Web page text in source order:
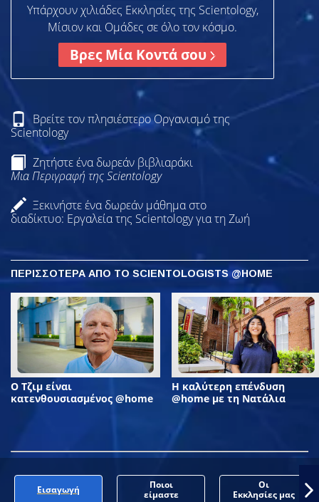
Υπάρχουν χιλιάδες Εκκλησίες της Scientology,
Μίσιον και Ομάδες σε όλο τον κόσμο.
Βρες Μία Κοντά σου
Βρείτε τον πλησιέστερο Οργανισμό της
Scientology
Ζητήστε ένα δωρεάν βιβλιαράκι
Μια Περιγραφή της Scientology
Ξεκινήστε ένα δωρεάν μάθημα στο
διαδίκτυο: Εργαλεία της Scientology για τη Ζωή
ΠΕΡΙΣΣΟΤΕΡΑ ΑΠΟ ΤΟ SCIENTOLOGISTS @HOME
Ο Τζιμ είναι
κατενθουσιασμένος @home
Η καλύτερη επένδυση
@home με τη Νατάλια
Εισαγωγή
Ποιοι
είμαστε
Οι
Εκκλησίες μας